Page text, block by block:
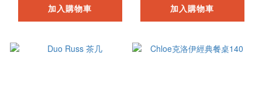
加入購物車 加入購物車